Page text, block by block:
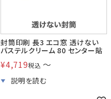
封筒印刷 長3 エコ窓 透けない
パステルクリーム 80 センター貼
¥4,719税込 〜